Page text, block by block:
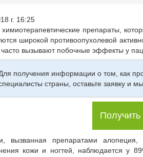
г. 16:25
препараты,
широкой противоопухолевой
вызывают побочные эффекты у
получения информации о том, как
страны, оставьте заявку и
Получить
вызванная препаратами алопеция,
кожи и ногтей, наблюдается у